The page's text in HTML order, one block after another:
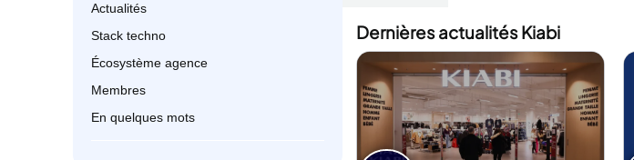
Actualités
Stack techno
Écosystème agence
Membres
En quelques mots
Dernières actualités Kiabi